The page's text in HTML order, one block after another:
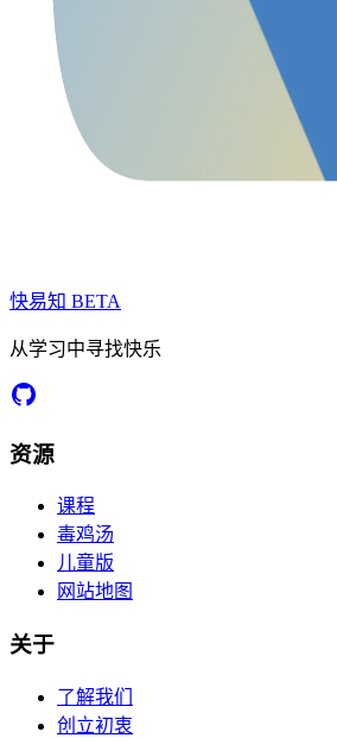
快易知 BETA
从学习中寻找快乐
资源
课程
毒鸡汤
儿童版
网站地图
关于
了解我们
创立初衷